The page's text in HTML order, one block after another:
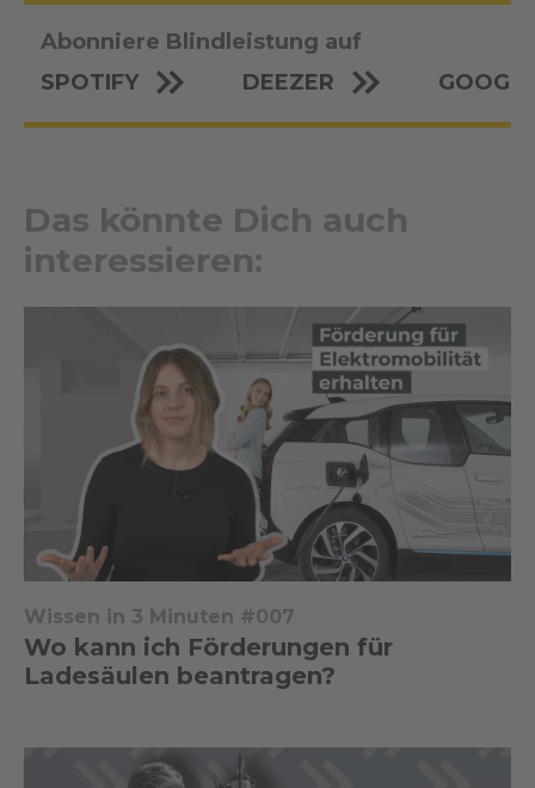
Abonniere Blindleistung auf
SPOTIFY
DEEZER
Das könnte Dich auch
interessieren:
Wissen in 3 Minuten #007
Wo kann ich Förderungen für
Ladesäulen beantragen?